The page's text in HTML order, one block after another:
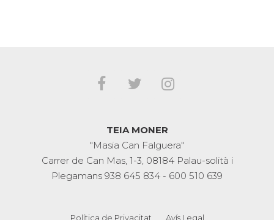
TEIA MONER
"Masia Can Falguera"
Carrer de Can Mas, 1-3, 08184 Palau-solità i
Plegamans 938 645 834 - 600 510 639
Política de Privacitat Avís Legal